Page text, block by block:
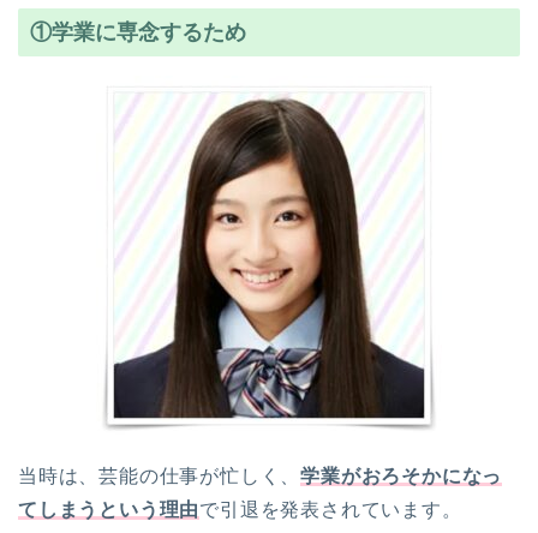
①学業に専念するため
当時は、芸能の仕事が忙しく、学業がおろそかになっ
てしまうという理由で引退を発表されています。